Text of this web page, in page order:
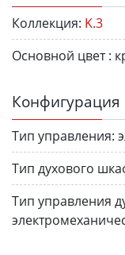
Коллекция: K.3
Основной цвет :
Конфигурация
Тип управления:
Тип духового
Тип управления